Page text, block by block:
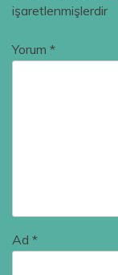
işaretlenmişlerdir
Yorum *
Ad *